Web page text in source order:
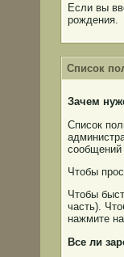
Если вы
рождения.
Список
Зачем
Список
сообщений
Чтобы
Чтобы
часть).
нажмите
Все ли